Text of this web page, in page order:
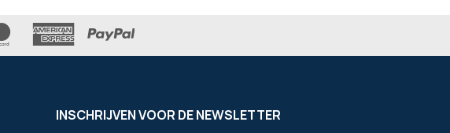
INSCHRIJVEN VOOR DE NEWSLETTER